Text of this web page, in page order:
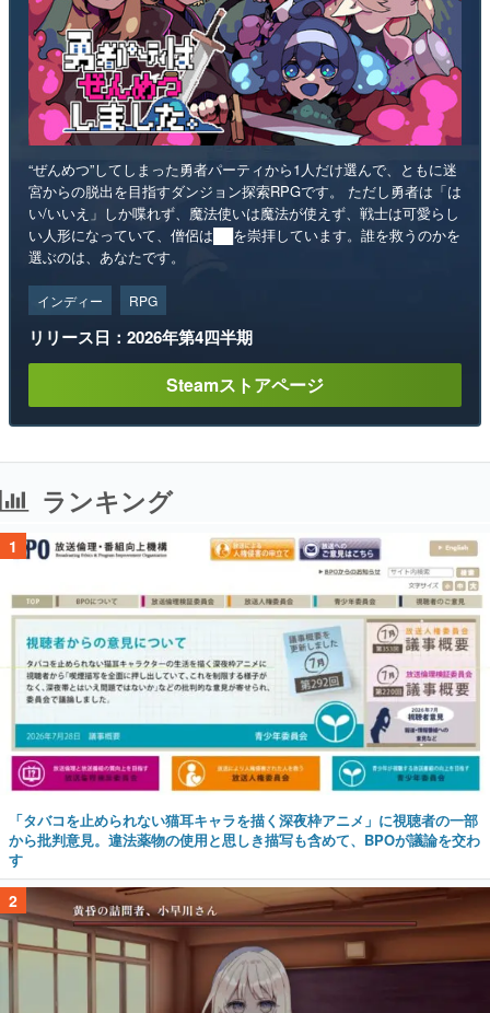
“ぜんめつ”してしまった勇者パーティから1人だけ選んで、ともに迷
宮からの脱出を目指すダンジョン探索RPGです。 ただし勇者は「は
い/いいえ」しか喋れず、魔法使いは魔法が使えず、戦士は可愛らし
い人形になっていて、僧侶は██を崇拝しています。誰を救うのかを
選ぶのは、あなたです。
インディー RPG
リリース日：2026年第4四半期
Steamストアページ
ランキング
1
「タバコを止められない猫耳キャラを描く深夜枠アニメ」に視聴者の一部
から批判意見。違法薬物の使用と思しき描写も含めて、BPOが議論を交わ
す
2